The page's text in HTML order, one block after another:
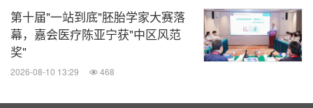
诺和诺德公司成立于1923年，是一家全球领先的生物
制药公司，总部位于丹麦。立足于在糖尿病领域的百
年传承，我们的使命是驱动改变，携手战胜严重慢性
第十届"一站到底"胚胎学家大赛落
幕，嘉会医疗陈亚宁获"中区风范
奖"
2026-08-10 13:29 468